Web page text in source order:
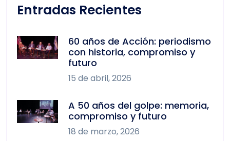
Entradas Recientes
60 años de Acción: periodismo
con historia, compromiso y
futuro
15 de abril, 2026
A 50 años del golpe: memoria,
compromiso y futuro
18 de marzo, 2026